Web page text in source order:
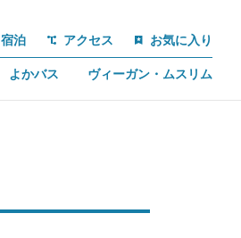
宿泊 アクセス お気に入り
よかバス ヴィーガン・ムスリム